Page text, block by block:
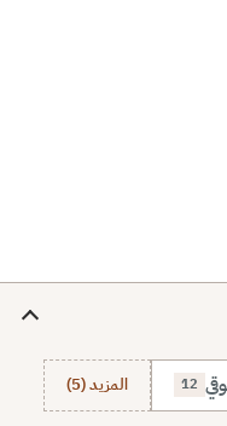
12 المزيد (5)